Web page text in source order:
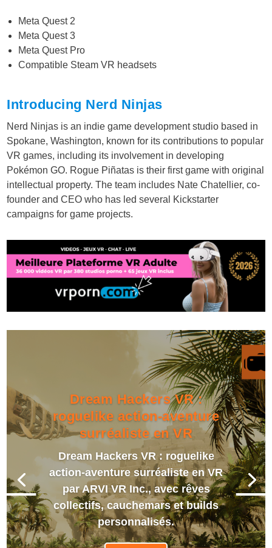
Meta Quest 2
Meta Quest 3
Meta Quest Pro
Compatible Steam VR headsets
Introducing Nerd Ninjas
Nerd Ninjas is an indie game development studio based in
Spokane, Washington, known for its contributions to popular
VR games, including its involvement in developing
Pokémon GO. Rogue Piñatas is their first game with original
intellectual property. The team includes Nate Chatellier, co-
founder and CEO who has led several Kickstarter
campaigns for game projects.
Dream Hackers VR :
roguelike action-aventure
surréaliste en VR
Dream Hackers VR : roguelike
action-aventure surréaliste en VR
par ARVI VR Inc., avec rêves
collectifs, cauchemars et builds
personnalisés.